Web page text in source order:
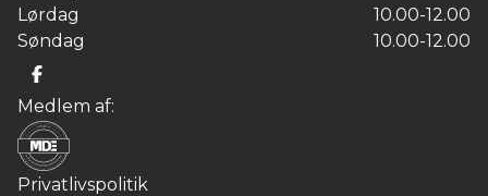
Lørdag
10.00-12.00
Søndag
10.00-12.00
Medlem af:
Privatlivspolitik